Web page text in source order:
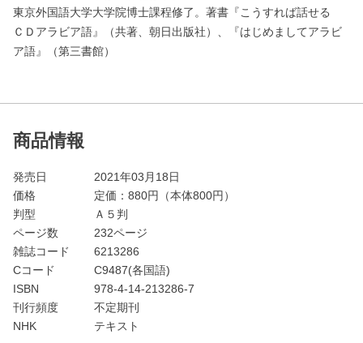
東京外国語大学大学院博士課程修了。著書『こうすれば話せる
ＣＤアラビア語』（共著、朝日出版社）、『はじめましてアラビ
ア語』（第三書館）
商品情報
発売日
2021年03月18日
価格
定価： 880円（本体800円）
判型
Ａ５判
ページ数
232ページ
雑誌コード
6213286
Cコード
C9487(各国語)
ISBN
978-4-14-213286-7
刊行頻度
不定期刊
NHK
テキスト